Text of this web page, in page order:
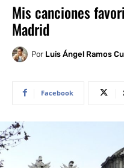
Mis canciones
Madrid
Por Luis Ángel Ramos
Facebook